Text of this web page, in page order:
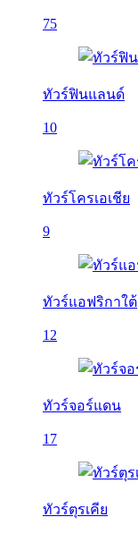
75
ทัวร์ฟินแลนด์
10
ทัวร์โครเอเชีย
9
ทัวร์แอฟริกาใต้
12
ทัวร์จอร์แดน
17
ทัวร์ตุรเคีย